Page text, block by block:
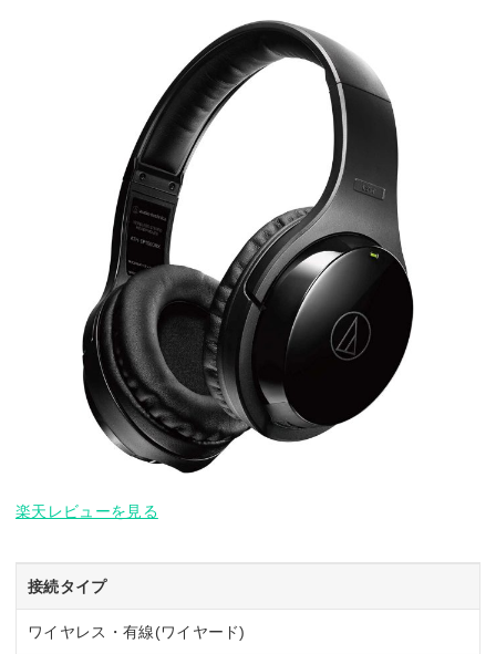
楽天レビューを見る
接続タイプ
ワイヤレス・有線(ワイヤード)